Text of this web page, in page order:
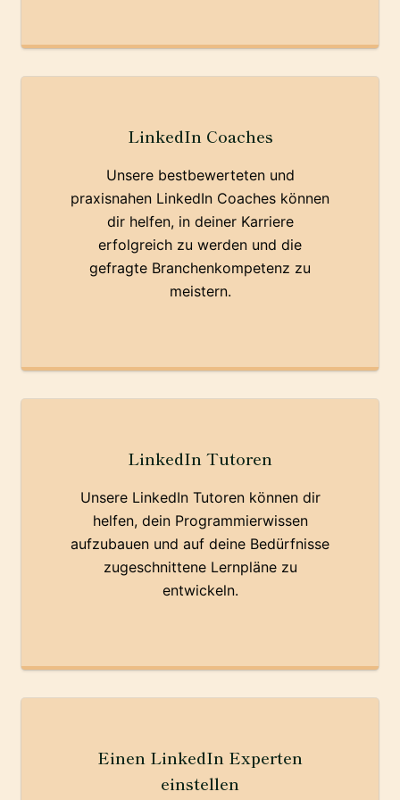
LinkedIn Coaches
Unsere bestbewerteten und
praxisnahen LinkedIn Coaches können
dir helfen, in deiner Karriere
erfolgreich zu werden und die
gefragte Branchenkompetenz zu
meistern.
LinkedIn Tutoren
Unsere LinkedIn Tutoren können dir
helfen, dein Programmierwissen
aufzubauen und auf deine Bedürfnisse
zugeschnittene Lernpläne zu
entwickeln.
Einen LinkedIn Experten
einstellen